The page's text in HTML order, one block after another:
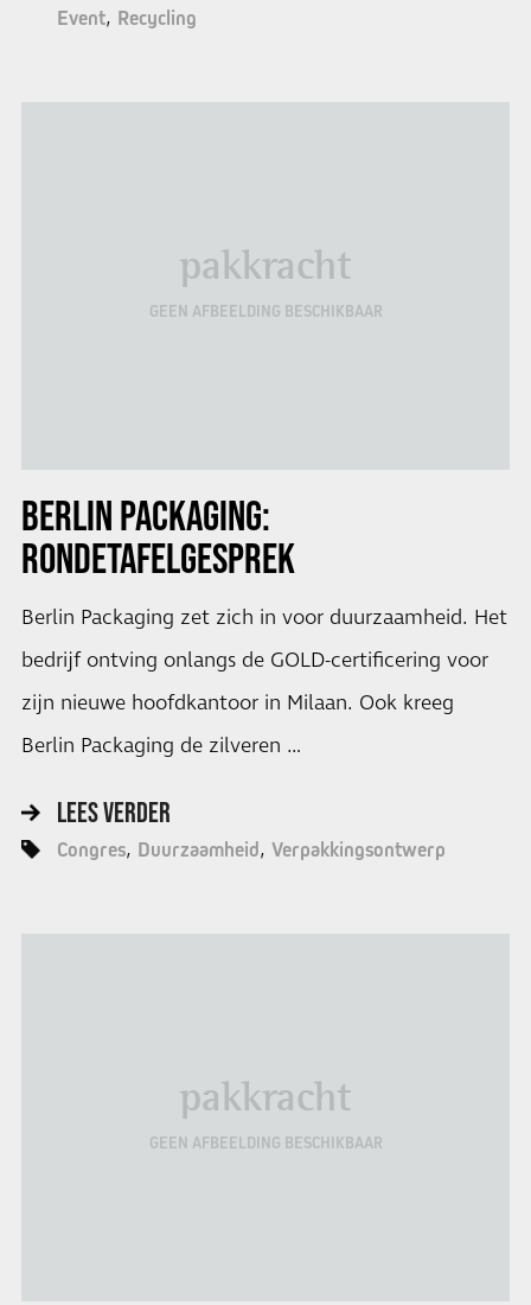
Event Recycling
pakkracht
GEEN AFBEELDING BESCHIKBAAR
BERLIN PACKAGING:
RONDETAFELGESPREK
Berlin Packaging zet zich in voor duurzaamheid. Het
bedrijf ontving onlangs de GOLD-certificering voor
zijn nieuwe hoofdkantoor in Milaan. Ook kreeg
Berlin Packaging de zilveren …
LEES VERDER
Congres Duurzaamheid Verpakkingsontwerp
pakkracht
GEEN AFBEELDING BESCHIKBAAR